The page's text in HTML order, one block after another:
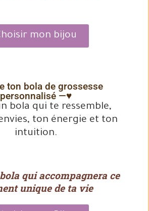
mon bijou
ton bola de grossesse
personnalisé —♥
bola qui te ressemble,
ton énergie et ton
intuition.
qui accompagnera ce
unique de ta vie